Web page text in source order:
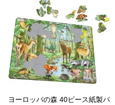
ヨーロッパの森 40ピース紙製パ